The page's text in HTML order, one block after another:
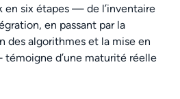
en six étapes — de l’inventaire
en passant par la
des algorithmes et la mise en
d’une maturité réelle